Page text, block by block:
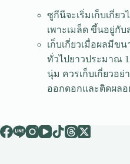
ซูกีนีจะเริ่มเก็บเกี่ย
เพาะเมล็ด ขึ้นอยู่กั
เก็บเกี่ยวเมื่อผลมีข
ทั่วไปยาวประมาณ
นุ่ม ควรเก็บเกี่ยวอ
ออกดอกและติดผลอ